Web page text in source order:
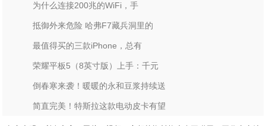
为什么连接200兆的WiFi，手
抵御外来危险 哈弗F7藏兵洞里的
最值得买的三款iPhone，总有
荣耀平板5（8英寸版）上手：千元
倒春寒来袭！暖暖的永和豆浆持续送
简直完美！特斯拉这款电动皮卡有望